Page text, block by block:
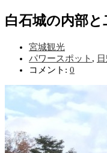
白石城の内部
宮城観光
パワースポット ,
コメント: 0